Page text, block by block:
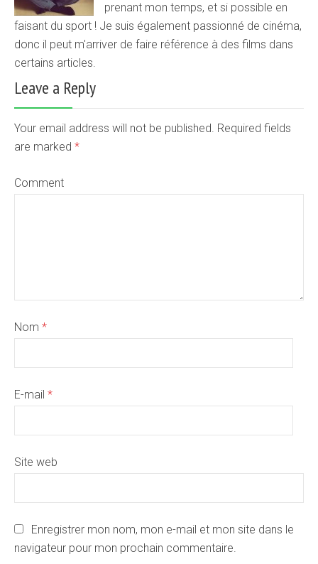
prenant mon temps, et si possible en
faisant du sport ! Je suis également passionné de cinéma,
donc il peut m'arriver de faire référence à des films dans
certains articles.
Leave a Reply
Your email address will not be published. Required fields
are marked *
Comment
Nom *
E-mail *
Site web
Enregistrer mon nom, mon e-mail et mon site dans le
navigateur pour mon prochain commentaire.